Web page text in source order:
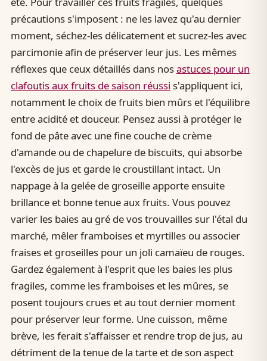
précautions s'imposent : ne les lavez qu'au dernier
moment, séchez-les délicatement et sucrez-les avec
parcimonie afin de préserver leur jus. Les mêmes
réflexes que ceux détaillés dans nosastuces pour un
clafoutis aux fruits de saison réussi s'appliquent ici,
notamment le choix de fruits bien mûrs et l'équilibre
entre acidité et douceur. Pensez aussi à protéger le
fond de pâte avec une fine couche de crème
d'amande ou de chapelure de biscuits, qui absorbe
l'excès de jus et garde le croustillant intact. Un
nappage à la gelée de groseille apporte ensuite
brillance et bonne tenue aux fruits. Vous pouvez
varier les baies au gré de vos trouvailles sur l'étal du
marché, mêler framboises et myrtilles ou associer
fraises et groseilles pour un joli camaïeu de rouges.
Gardez également à l'esprit que les baies les plus
fragiles, comme les framboises et les mûres, se
posent toujours crues et au tout dernier moment
pour préserver leur forme. Une cuisson, même
brève, les ferait s'affaisser et rendre trop de jus, au
détriment de la tenue de la tarte et de son aspect